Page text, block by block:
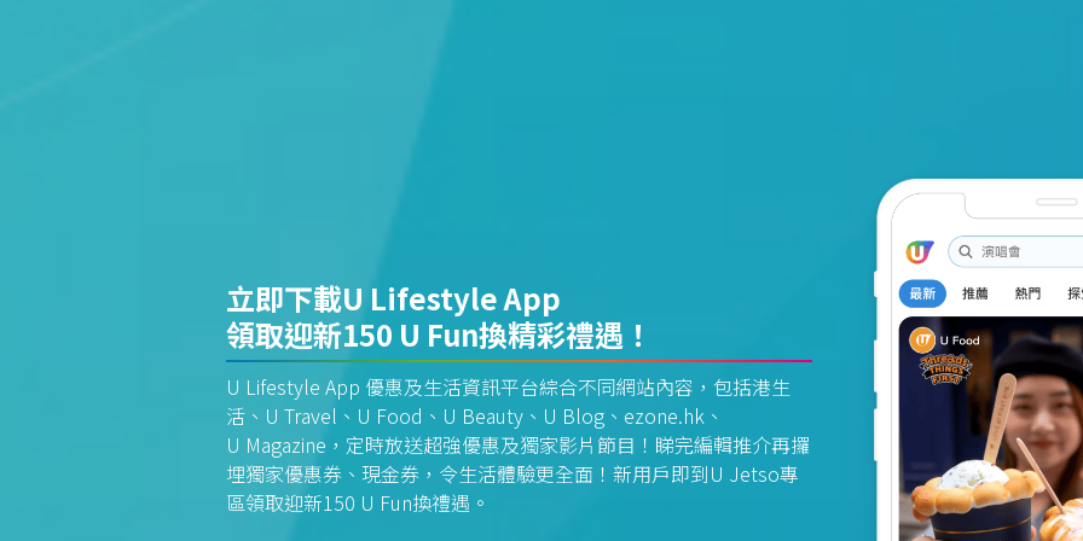
立即下載U Lifestyle App
領取迎新150 U Fun換精彩禮遇！
U Lifestyle App 優惠及生活資訊平台綜合不同網站內容，包括港生
活、U Travel、U Food、U Beauty、U Blog、ezone.hk、
U Magazine，定時放送超強優惠及獨家影片節目！睇完編輯推介再攞
埋獨家優惠券、現金券，令生活體驗更全面！新用戶即到U Jetso專
區領取迎新150 U Fun換禮遇。